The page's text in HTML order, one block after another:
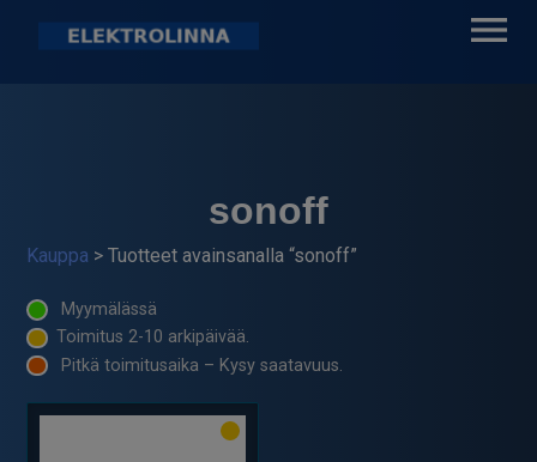
sonoff
Kauppa > Tuotteet avainsanalla “sonoff”
Myymälässä
Toimitus 2-10 arkipäivää.
Pitkä toimitusaika – Kysy saatavuus.